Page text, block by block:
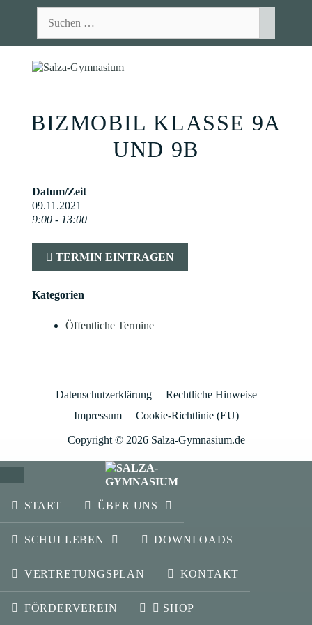
nach:
BIZMOBIL KLASSE 9A
UND 9B
Datum/Zeit
09.11.2021
9:00 - 13:00
TERMIN EINTRAGEN
Kategorien
Öffentliche Termine
Datenschutzerklärung
Rechtliche Hinweise
Impressum
Cookie-Richtlinie (EU)
Copyright © 2026 Salza-Gymnasium.de
SCHLIESSEN
START
ÜBER UNS
SCHULLEBEN DOWNLOADS
VERTRETUNGSPLAN KONTAKT
FÖRDERVEREIN SHOP